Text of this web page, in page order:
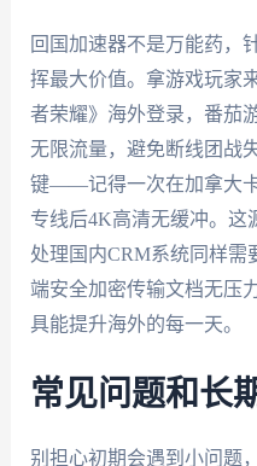
回国加速器不是万能药，
挥最大价值。拿游戏玩家
者荣耀》海外登录，番茄
无限流量，避免断线团战
键——记得一次在加拿大
专线后4K高清无缓冲。这
处理国内CRM系统同样需
端安全加密传输文档无压
具能提升海外的每一天。
常见问题和长
别担心初期会遇到小问题